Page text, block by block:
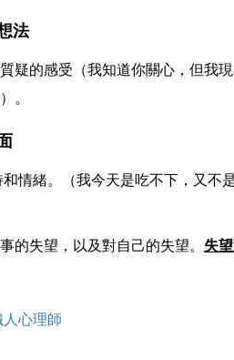
法
疑的感受（我知道你關心，但我
。
情緒。（我今天是吃不下，又不
的失望，以及對自己的失望。 失
心理師